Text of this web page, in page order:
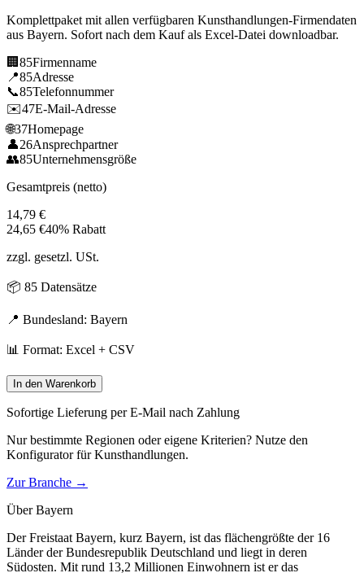
Komplettpaket mit allen verfügbaren Kunsthandlungen-Firmendaten
aus Bayern. Sofort nach dem Kauf als Excel-Datei downloadbar.
🏢 85Firmenname
📍85Adresse
📞85Telefonnummer
✉️47E-Mail-Adresse
🌐37Homepage
👤26Ansprechpartner
👥85Unternehmensgröße
Gesamtpreis (netto)
14,79 €
24,65 €40% Rabatt
zzgl. gesetzl. USt.
📦 85 Datensätze
📍 Bundesland: Bayern
📊 Format: Excel + CSV
In den Warenkorb
Sofortige Lieferung per E-Mail nach Zahlung
Nur bestimmte Regionen oder eigene Kriterien? Nutze den
Konfigurator fürKunsthandlungen.
Zur Branche →
ÜberBayern
Der Freistaat Bayern, kurz Bayern, ist das flächengrößte der 16
Länder der Bundesrepublik Deutschland und liegt in deren
Südosten. Mit rund 13,2 Millionen Einwohnern ist er das